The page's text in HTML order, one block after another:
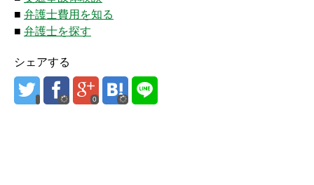
■ 弁護士費用を知る
■ 弁護士を探す
シェアする
0